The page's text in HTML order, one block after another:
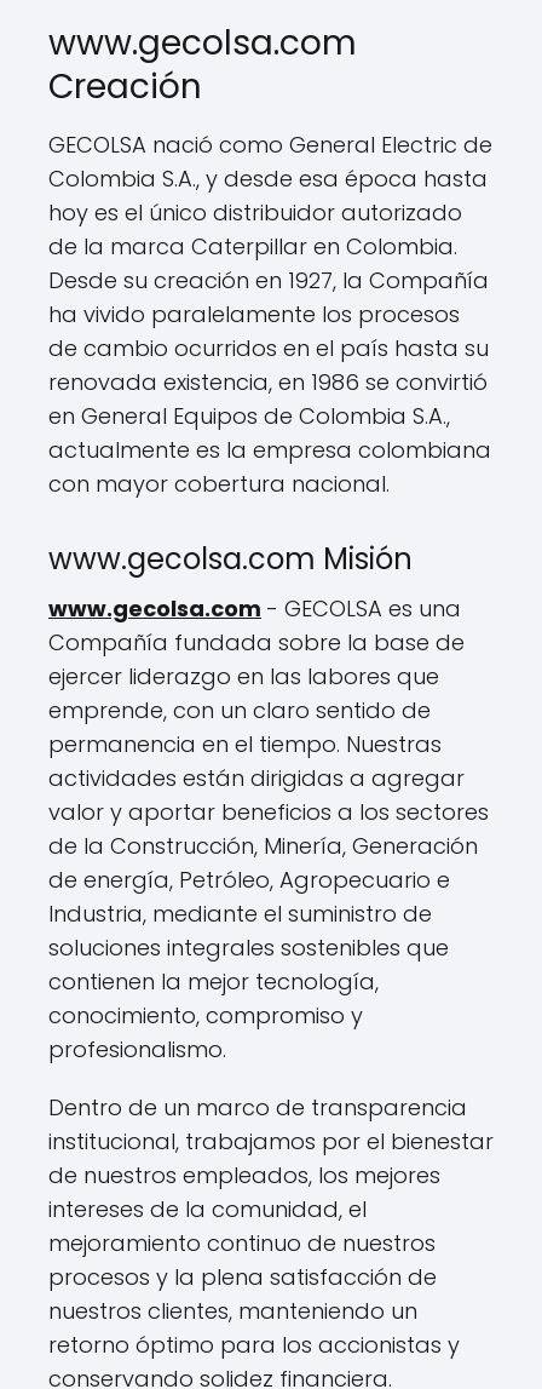
www.gecolsa.com
Creación
GECOLSA nació como General Electric de
Colombia S.A., y desde esa época hasta
hoy es el único distribuidor autorizado
de la marca Caterpillar en Colombia.
Desde su creación en 1927, la Compañía
ha vivido paralelamente los procesos
de cambio ocurridos en el país hasta su
renovada existencia, en 1986 se convirtió
en General Equipos de Colombia S.A.,
actualmente es la empresa colombiana
con mayor cobertura nacional.
www.gecolsa.com Misión
www.gecolsa.com - GECOLSA es una
Compañía fundada sobre la base de
ejercer liderazgo en las labores que
emprende, con un claro sentido de
permanencia en el tiempo. Nuestras
actividades están dirigidas a agregar
valor y aportar beneficios a los sectores
de la Construcción, Minería, Generación
de energía, Petróleo, Agropecuario e
Industria, mediante el suministro de
soluciones integrales sostenibles que
contienen la mejor tecnología,
conocimiento, compromiso y
profesionalismo.
Dentro de un marco de transparencia
institucional, trabajamos por el bienestar
de nuestros empleados, los mejores
intereses de la comunidad, el
mejoramiento continuo de nuestros
procesos y la plena satisfacción de
nuestros clientes, manteniendo un
retorno óptimo para los accionistas y
conservando solidez financiera.